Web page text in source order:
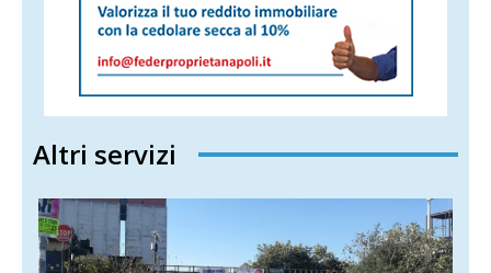
Altri servizi